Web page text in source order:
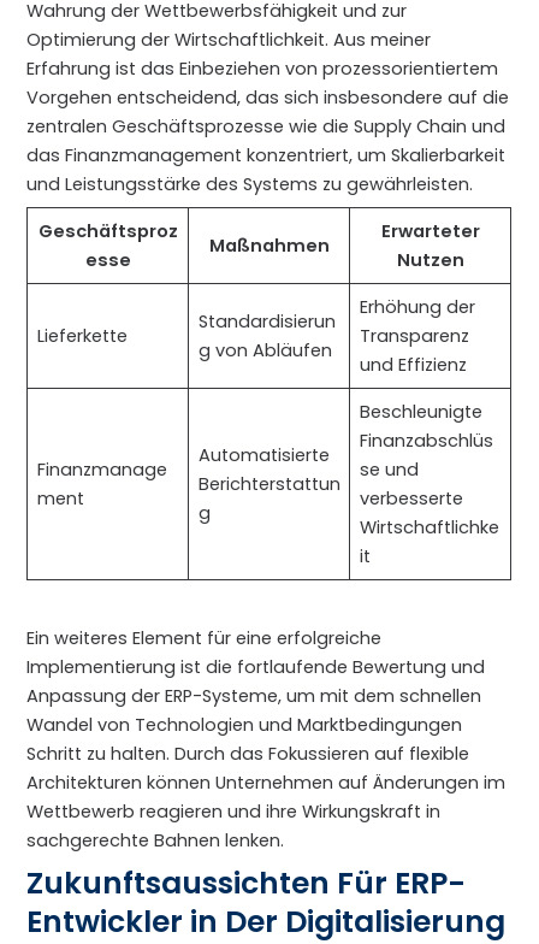
Wahrung der Wettbewerbsfähigkeit und zur
Optimierung der Wirtschaftlichkeit. Aus meiner
Erfahrung ist das Einbeziehen von prozessorientiertem
Vorgehen entscheidend, das sich insbesondere auf die
zentralen Geschäftsprozesse wie die Supply Chain und
das Finanzmanagement konzentriert, um Skalierbarkeit
und Leistungsstärke des Systems zu gewährleisten.
Geschäftsproz
esse
Maßnahmen
Erwarteter
Nutzen
Lieferkette
Standardisierun
g von Abläufen
Erhöhung der
Transparenz
und Effizienz
Finanzmanage
ment
Automatisierte
Berichterstattun
g
Beschleunigte
Finanzabschlüs
se und
verbesserte
Wirtschaftlichke
it
Ein weiteres Element für eine erfolgreiche
Implementierung ist die fortlaufende Bewertung und
Anpassung der ERP-Systeme, um mit dem schnellen
Wandel von Technologien und Marktbedingungen
Schritt zu halten. Durch das Fokussieren auf flexible
Architekturen können Unternehmen auf Änderungen im
Wettbewerb reagieren und ihre Wirkungskraft in
sachgerechte Bahnen lenken.
Zukunftsaussichten Für ERP-
Entwickler in Der Digitalisierung